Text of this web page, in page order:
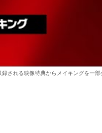
される映像特典からメイキングを一部